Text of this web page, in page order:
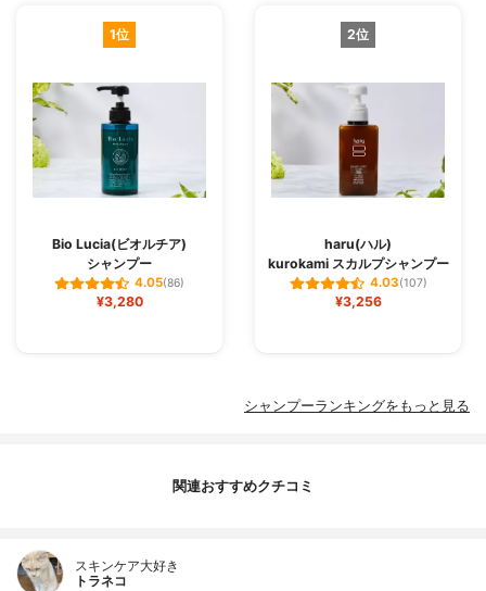
1位
Bio Lucia(ビオルチア)
シャンプー
4.05(86)
¥3,280
2位
haru(ハル)
kurokami スカルプシャンプー
4.03(107)
¥3,256
シャンプーランキングをもっと見る
関連おすすめクチコミ
スキンケア大好き
トラネコ